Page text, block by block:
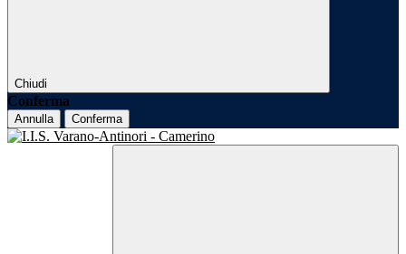
Chiudi
Conferma
Annulla Conferma